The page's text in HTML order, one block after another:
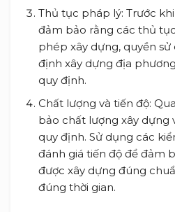
Thủ tục pháp lý: Trước
đảm bảo rằng các thủ
phép xây dựng, quyền
định xây dựng địa
quy định.
Chất lượng và tiến độ:
bảo chất lượng xây dựng
quy định. Sử dụng các
đánh giá tiến độ để đảm
được xây dựng đúng
đúng thời gian.